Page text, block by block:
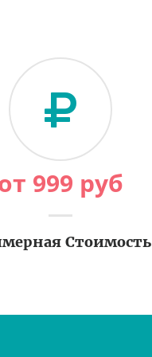
999 руб
Стоимость